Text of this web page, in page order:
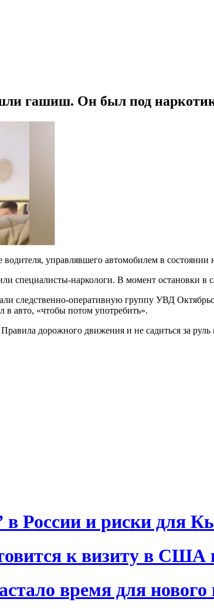
гашиш. Он был под
управлявшего автомобилем в состоянии
специалисты-наркологи. В момент остановки
следственно-оперативную группу УВД
в авто, «чтобы потом употребить».
дорожного движения и не садиться за руль
в России и риски для
к визиту в
время для нового